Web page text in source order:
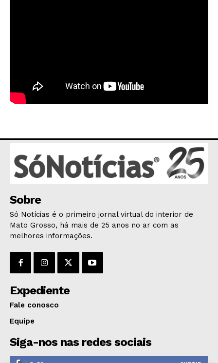
Sobre
Só Notícias é o primeiro jornal virtual do interior de
Mato Grosso, há mais de 25 anos no ar com as
melhores informações.
Expediente
Fale conosco
Equipe
Siga-nos nas redes sociais